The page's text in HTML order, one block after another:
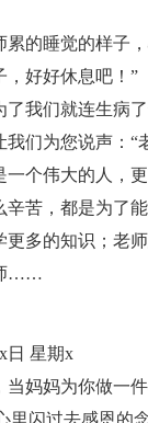
累的睡觉的样子
，好好休息吧！”
了我们就连生病
我们为您说声：“
一个伟大的人，
辛苦，都是为了
更多的知识；老
……
日 星期x
当妈妈为你做一
里闪过去感恩的